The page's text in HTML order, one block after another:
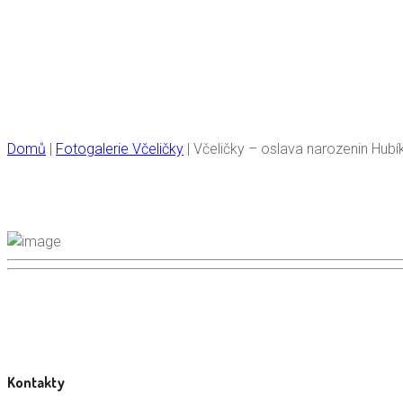
Domů | Fotogalerie Včeličky | Včeličky – oslava narozenin
Kontakty